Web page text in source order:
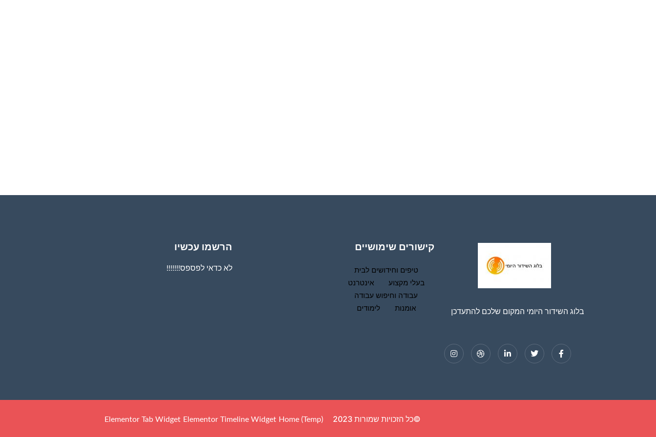
בלוג השידור היומי המקום שלכם להתעדכן
קישורים שימושיים
טיפים וחידושים לבית
בעלי מקצוע
אינטרנט
עבודה וחיפוש עבודה
אומנות
לימודים
הרשמו עכשיו
לא כדאי לפספס!!!!!!!
©כל הזכויות שמורות 2023 Home (Temp)
Elementor Timeline Widget
Elementor Tab Widget